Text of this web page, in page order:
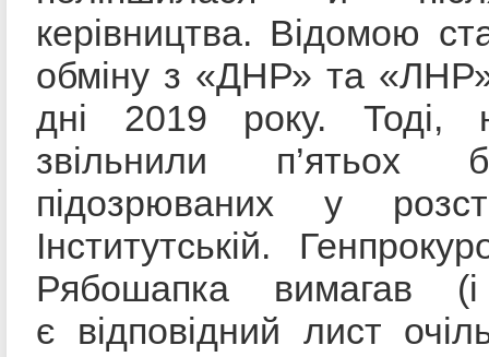
керівництва. Відомою
обміну з «ДНР» та
дні 2019 року. Тоді,
звільнили п’ятьох
підозрюваних у
Інститутській.
Рябошапка вимагав
є відповідний лист